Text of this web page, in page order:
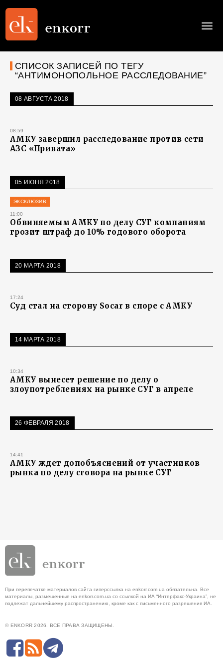
СПИСОК ЗАПИСЕЙ ПО ТЕГУ
“АНТИМОНОПОЛЬНОЕ РАССЛЕДОВАНИЕ”
08 АВГУСТА 2018
08:59
АМКУ завершил расследование против сети
АЗС «Привата»
05 ИЮНЯ 2018
ЭКСКЛЮЗИВ
11:00
Обвиняемым АМКУ по делу СУГ компаниям
грозит штраф до 10% годового оборота
20 МАРТА 2018
17:24
Суд стал на сторону Socar в споре с АМКУ
14 МАРТА 2018
10:34
АМКУ вынесет решение по делу о
злоупотреблениях на рынке СУГ в апреле
26 ФЕВРАЛЯ 2018
14:41
АМКУ ждет допобъяснений от участников
рынка по делу сговора на рынке СУГ
При перепечатке материалов сайта гиперссылка на enkorr.com.ua обязательна. Все
материалы, размещенные на enkorr.com.ua со ссылкой на ИА “Интерфакс-Украина”, не
подлежат дальнейшему распространению, кроме как с письменного разрешения ИА.
© ENKORR 2026. ВСЕ ПРАВА ЗАЩИЩЕНЫ.